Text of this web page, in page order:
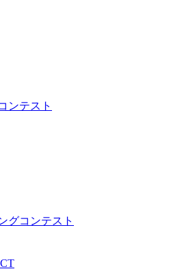
ンテスト
グコンテスト